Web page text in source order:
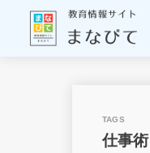
仕事術